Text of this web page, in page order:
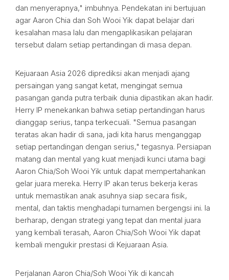
dan menyerapnya," imbuhnya. Pendekatan ini bertujuan
agar Aaron Chia dan Soh Wooi Yik dapat belajar dari
kesalahan masa lalu dan mengaplikasikan pelajaran
tersebut dalam setiap pertandingan di masa depan.
Kejuaraan Asia 2026 diprediksi akan menjadi ajang
persaingan yang sangat ketat, mengingat semua
pasangan ganda putra terbaik dunia dipastikan akan hadir.
Herry IP menekankan bahwa setiap pertandingan harus
dianggap serius, tanpa terkecuali. "Semua pasangan
teratas akan hadir di sana, jadi kita harus menganggap
setiap pertandingan dengan serius," tegasnya. Persiapan
matang dan mental yang kuat menjadi kunci utama bagi
Aaron Chia/Soh Wooi Yik untuk dapat mempertahankan
gelar juara mereka. Herry IP akan terus bekerja keras
untuk memastikan anak asuhnya siap secara fisik,
mental, dan taktis menghadapi turnamen bergengsi ini. Ia
berharap, dengan strategi yang tepat dan mental juara
yang kembali terasah, Aaron Chia/Soh Wooi Yik dapat
kembali mengukir prestasi di Kejuaraan Asia.
Perjalanan Aaron Chia/Soh Wooi Yik di kancah